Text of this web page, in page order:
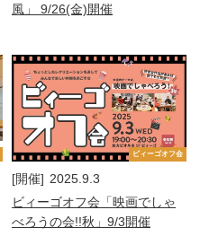
風」 9/26(金)開催
ビィーゴオフ会
[開催] 2025.9.3
ビィーゴオフ会「映画でしゃ
べろうの会!!秋」9/3開催